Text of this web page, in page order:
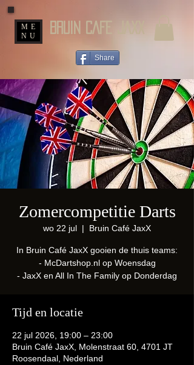
BRUIN CAFE JAXX
ME
NU
Share
Zomercompetitie Darts
wo 22 jul
  |
Bruin Café JaxX
In Bruin Café JaxX gooien de thuis teams:
- McDartshop.nl op Woensdag
- JaxX en All In The Family op Donderdag
Tijd en locatie
22 jul 2026, 19:00 – 23:00
Bruin Café JaxX, Molenstraat 60, 4701 JT
Roosendaal, Nederland